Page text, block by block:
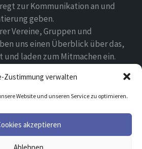
Zustimmung verwalten
Website und unseren Service zu optimieren.
akzeptieren
Ablehnen
zur Kommunikation an und
geben.
Vereine, Gruppen und
uns einen Überblick über das,
und laden zum Mitmachen ein.
sich in ihrem Umfeld wohlfühlen.